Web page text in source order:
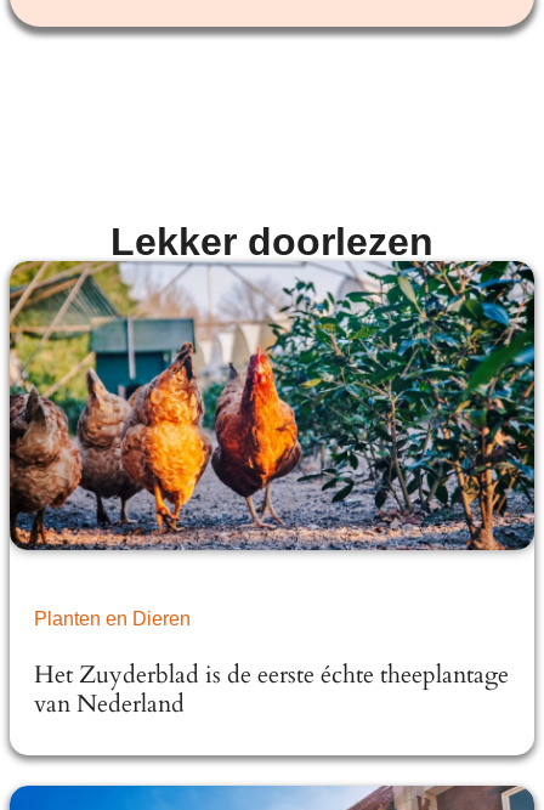
Lekker doorlezen
Planten en Dieren
Het Zuyderblad is de eerste échte theeplantage
van Nederland